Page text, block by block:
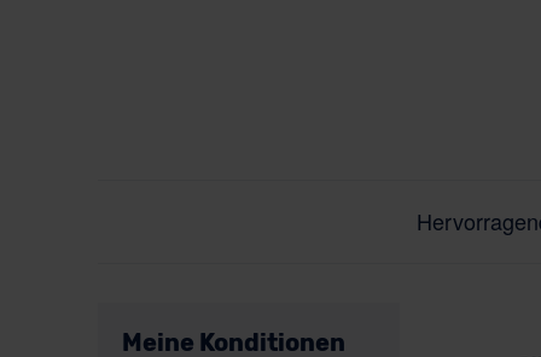
Meine Konditionen